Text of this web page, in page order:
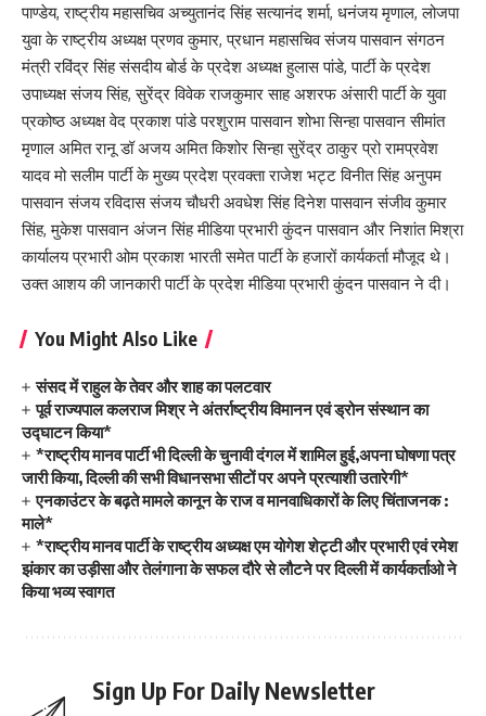
पाण्डेय, राष्ट्रीय महासचिव अच्युतानंद सिंह सत्यानंद शर्मा, धनंजय मृणाल, लोजपा
युवा के राष्ट्रीय अध्यक्ष प्रणव कुमार, प्रधान महासचिव संजय पासवान संगठन
मंत्री रविंद्र सिंह संसदीय बोर्ड के प्रदेश अध्यक्ष हुलास पांडे, पार्टी के प्रदेश
उपाध्यक्ष संजय सिंह, सुरेंद्र विवेक राजकुमार साह अशरफ अंसारी पार्टी के युवा
प्रकोष्ठ अध्यक्ष वेद प्रकाश पांडे परशुराम पासवान शोभा सिन्हा पासवान सीमांत
मृणाल अमित रानू डॉ अजय अमित किशोर सिन्हा सुरेंद्र ठाकुर प्रो रामप्रवेश
यादव मो सलीम पार्टी के मुख्य प्रदेश प्रवक्ता राजेश भट्ट विनीत सिंह अनुपम
पासवान संजय रविदास संजय चौधरी अवधेश सिंह दिनेश पासवान संजीव कुमार
सिंह, मुकेश पासवान अंजन सिंह मीडिया प्रभारी कुंदन पासवान और निशांत मिश्रा
कार्यालय प्रभारी ओम प्रकाश भारती समेत पार्टी के हजारों कार्यकर्ता मौजूद थे।
उक्त आशय की जानकारी पार्टी के प्रदेश मीडिया प्रभारी कुंदन पासवान ने दी।
You Might Also Like
संसद में राहुल के तेवर और शाह का पलटवार
पूर्व राज्यपाल कलराज मिश्र ने अंतर्राष्ट्रीय विमानन एवं ड्रोन संस्थान का
उद्घाटन किया*
*राष्ट्रीय मानव पार्टी भी दिल्ली के चुनावी दंगल में शामिल हुई,अपना घोषणा पत्र
जारी किया, दिल्ली की सभी विधानसभा सीटों पर अपने प्रत्याशी उतारेगी*
एनकाउंटर के बढ़ते मामले कानून के राज व मानवाधिकारों के लिए चिंताजनक :
माले*
*राष्ट्रीय मानव पार्टी के राष्ट्रीय अध्यक्ष एम योगेश शेट्टी और प्रभारी एवं रमेश
झंकार का उड़ीसा और तेलंगाना के सफल दौरे से लौटने पर दिल्ली में कार्यकर्ताओ ने
किया भव्य स्वागत
Sign Up For Daily Newsletter